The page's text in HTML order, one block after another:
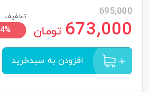
695,000
673,000 تومان
تخفیف
4%
افزودن به سبدخرید